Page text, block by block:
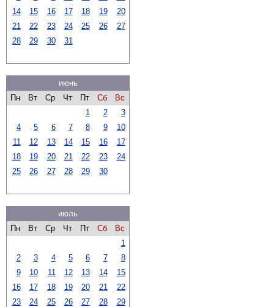
14
15 16 17 18 19
20
21
22 23 24 25 26
27
28
29 30 31
июнь
Пн
Вт Ср Чт Пт Сб
Вс
1
2
3
4
5 6 7 8 9
10
11
12 13 14 15 16
17
18
19 20 21 22 23
24
25
26 27 28 29 30
июль
Пн
Вт Ср Чт Пт Сб
Вс
1
2
3 4 5 6 7
8
9
10 11 12 13 14
15
16
17 18 19 20 21
22
23
24 25 26 27 28
29